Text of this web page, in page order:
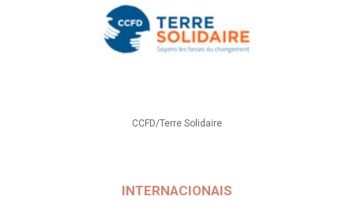
CCFD/Terre Solidaire
INTERNACIONAIS